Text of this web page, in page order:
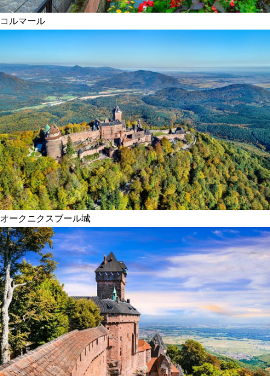
コルマール
オークニクスブール城